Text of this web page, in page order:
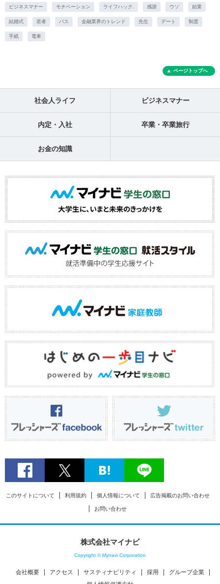
ビジネスマナー モチベーション ライフハック. 感謝 ウソ 始業
結婚式 若者 バス 金融業界のトレンド 先生 デート 制度
手紙 電車
ページトップへ
社会人ライフ ビジネスマナー
内定・入社 卒業・卒業旅行
お金の知識
このサイトについて 利用規約 個人情報について 広告掲載のお問い合わせ
お問い合わせ
株式会社マイナビ
Copyright © Mynavi Corporation
会社概要 アクセス サスティナビリティ 採用
グループ企業